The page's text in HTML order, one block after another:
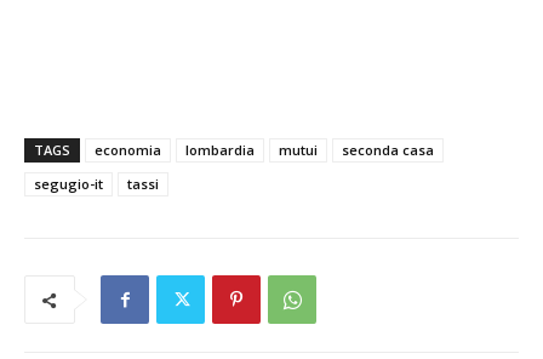
TAGS economia lombardia mutui
seconda casa
segugio-it
tassi